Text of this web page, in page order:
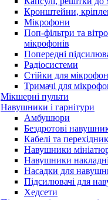
Кронштейни,
Мікрофони
Поп-фільтри та
мікрофонів
Попередні
Радіосистеми
Стійки для
Тримачі для
Мікшерні пульти
Навушники і гарнітури
Амбушюри
Бездротові
Кабелі та
Навушники
Навушники накладні
Насадки для
Підсилювачі для
Хедсети